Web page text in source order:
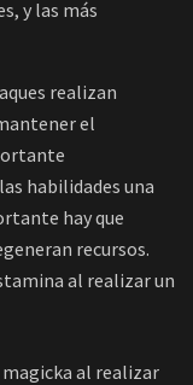
y las más
realizan
el
habilidades una
hay que
recursos.
al realizar un
al realizar